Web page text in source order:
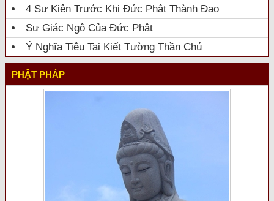
4 Sự Kiện Trước Khi Đức Phật Thành Đạo
Sự Giác Ngộ Của Đức Phật
Ý Nghĩa Tiêu Tai Kiết Tường Thần Chú
PHẬT PHÁP